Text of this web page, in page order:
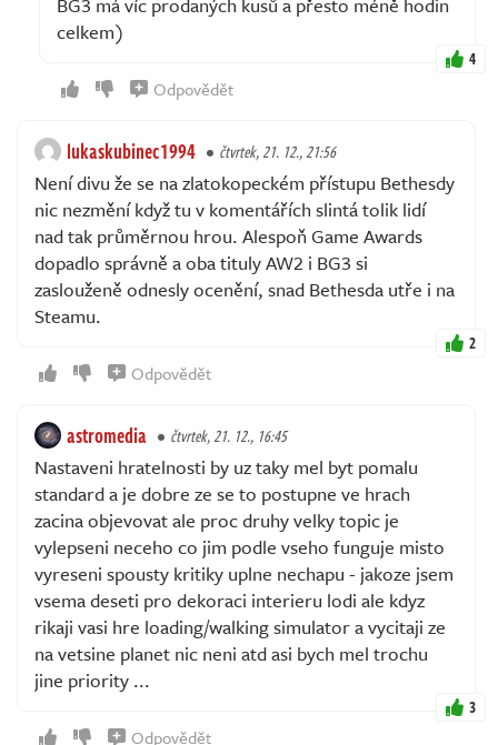
celkem)
4
Odpovědět
lukaskubinec1994 čtvrtek, 21. 12., 21:56
Není divu že se na zlatokopeckém přístupu Bethesdy
nic nezmění když tu v komentářích slintá tolik lidí
nad tak průměrnou hrou. Alespoň Game Awards
dopadlo správně a oba tituly AW2 i BG3 si
zaslouženě odnesly ocenění, snad Bethesda utře i na
Steamu.
2
Odpovědět
astromedia čtvrtek, 21. 12., 16:45
Nastaveni hratelnosti by uz taky mel byt pomalu
standard a je dobre ze se to postupne ve hrach
zacina objevovat ale proc druhy velky topic je
vylepseni neceho co jim podle vseho funguje misto
vyreseni spousty kritiky uplne nechapu - jakoze jsem
vsema deseti pro dekoraci interieru lodi ale kdyz
rikaji vasi hre loading/walking simulator a vycitaji ze
na vetsine planet nic neni atd asi bych mel trochu
jine priority ...
3
Odpovědět